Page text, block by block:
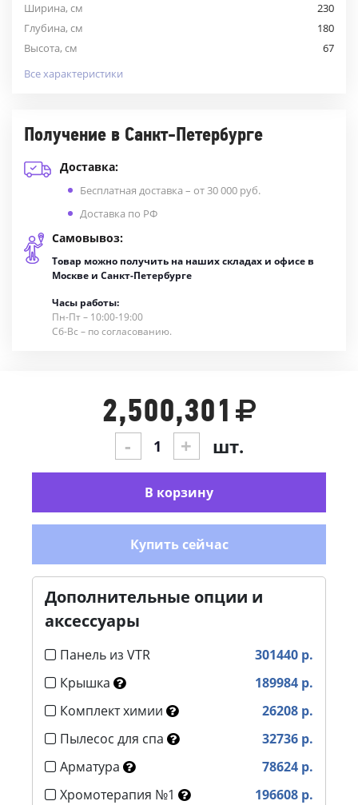
Ширина, см
230
Глубина, см
180
Высота, см
67
Все характеристики
Получение в Санкт-Петербурге
Доставка:
Бесплатная доставка – от 30 000 руб.
Доставка по РФ
Самовывоз:
Товар можно получить на наших складах и офисе в
Москве и Санкт-Петербурге
Часы работы:
Пн-Пт – 10:00-19:00
Сб-Вс – по согласованию.
Дополнительные опции и
аксессуары
Панель из VTR
301440 р.
Крышка
189984 р.
Комплект химии
26208 р.
Пылесос для спа
32736 р.
Арматура
78624 р.
Хромотерапия №1
196608 р.
2,500,301
- + шт.
В корзину
Купить сейчас